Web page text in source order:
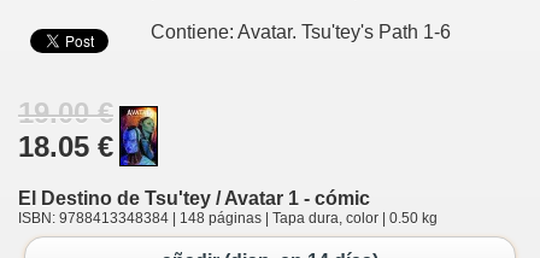
Contiene: Avatar. Tsu'tey's Path 1-6
19.00 €
18.05 €
El Destino de Tsu'tey / Avatar 1 - cómic
ISBN: 9788413348384 | 148 páginas | Tapa dura, color | 0.50 kg